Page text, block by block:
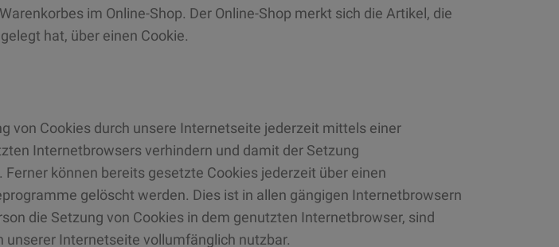
im Online-Shop. Der Online-Shop merkt sich die Artikel, die
hat, über einen Cookie.
von Cookies durch unsere Internetseite jederzeit mittels einer
Internetbrowsers verhindern und damit der Setzung
können bereits gesetzte Cookies jederzeit über einen
gelöscht werden. Dies ist in allen gängigen Internetbrowsern
die Setzung von Cookies in dem genutzten Internetbrowser, sind
Internetseite vollumfänglich nutzbar.